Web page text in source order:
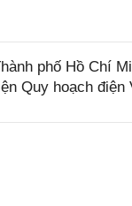
phố Hồ Chí
Quy hoạch điện